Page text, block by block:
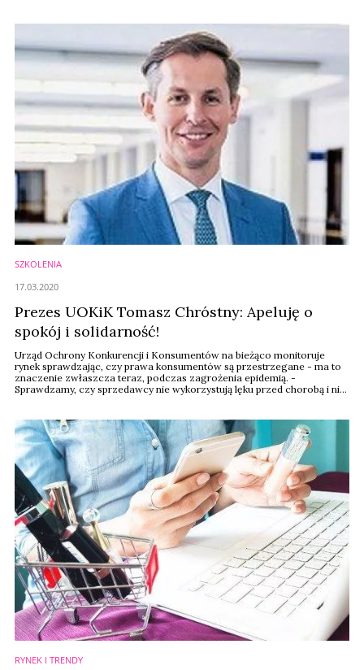
SZKOLENIA
Prezes UOKiK Tomasz Chróstny: Apeluję o
spokój i solidarność!
Urząd Ochrony Konkurencji i Konsumentów na bieżąco monitoruje
rynek sprawdzając, czy prawa konsumentów są przestrzegane - ma to
znaczenie zwłaszcza teraz, podczas zagrożenia epidemią. -
Sprawdzamy, czy sprzedawcy nie wykorzystują lęku przed chorobą i nie
UOKiK.
17.03.2020
RYNEK I TRENDY